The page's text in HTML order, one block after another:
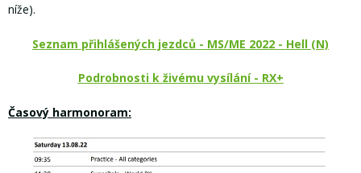
níže).
Seznam přihlášených jezdců - MS/ME 2022 - Hell (N)
Podrobnosti k živému vysílání - RX+
Časový harmonoram: